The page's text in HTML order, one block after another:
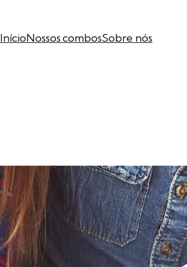
InícioNossos combosSobre nós